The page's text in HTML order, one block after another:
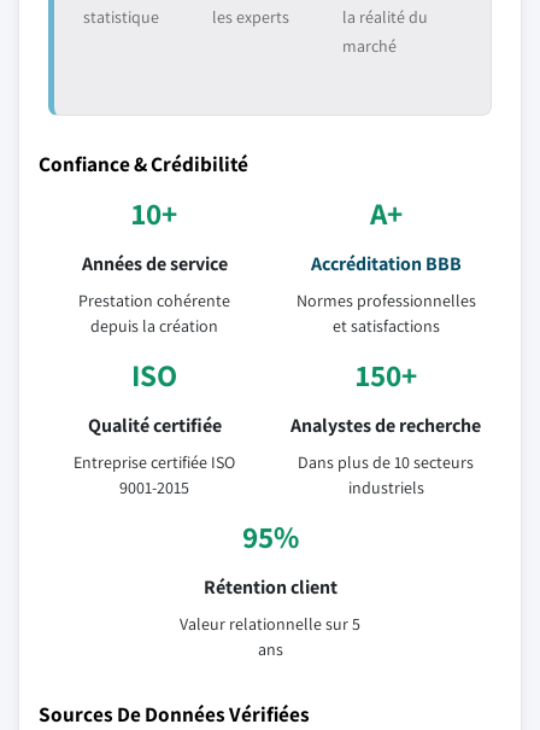
statistique
les experts
la réalité du
marché
Confiance & Crédibilité
10+
Années de service
Prestation cohérente
depuis la création
A+
Accréditation BBB
Normes professionnelles
et satisfactions
ISO
Qualité certifiée
Entreprise certifiée ISO
9001-2015
150+
Analystes de recherche
Dans plus de 10 secteurs
industriels
95%
Rétention client
Valeur relationnelle sur 5
ans
Sources De Données Vérifiées